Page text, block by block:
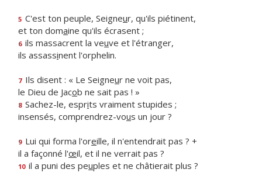
5 C'est ton peuple, Seigneur, qu'ils piétinent,
et ton domaine qu'ils écrasent ;
6 ils massacrent la veuve et l'étranger,
ils assassinent l'orphelin.
7 Ils disent : « Le Seigneur ne voit pas,
le Dieu de Jacob ne sait pas ! »
8 Sachez-le, esprits vraiment stupides ;
insensés, comprendrez-vous un jour ?
9 Lui qui forma l'oreille, il n'entendrait pas ? +
il a façonné l'œil, et il ne verrait pas ?
10 il a puni des peuples et ne châtierait plus ?